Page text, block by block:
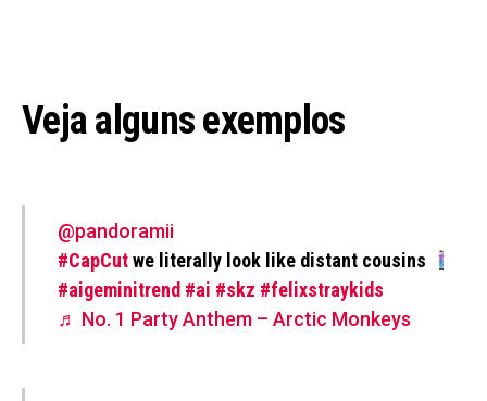
Veja alguns exemplos
@pandoramii
#CapCutwe literally look like distant cousins
#aigeminitrend #ai #skz #felixstraykids
♬ No. 1 Party Anthem – Arctic Monkeys